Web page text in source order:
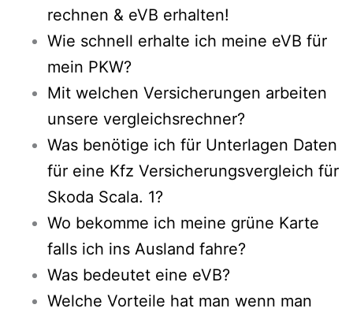
rechnen & eVB erhalten!
Wie schnell erhalte ich meine eVB für
mein PKW?
Mit welchen Versicherungen arbeiten
unsere vergleichsrechner?
Was benötige ich für Unterlagen Daten
für eine Kfz Versicherungsvergleich für
Skoda Scala. 1?
Wo bekomme ich meine grüne Karte
falls ich ins Ausland fahre?
Was bedeutet eine eVB?
Welche Vorteile hat man wenn man